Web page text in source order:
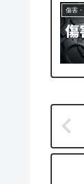
傷害